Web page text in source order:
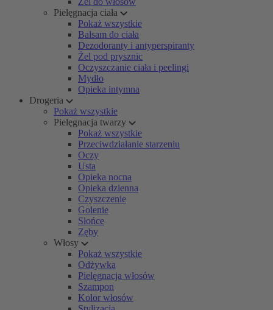
Pielęgnacja ciała
Pokaż wszystkie
Balsam do ciała
Dezodoranty i antyperspiranty
Żel pod prysznic
Oczyszczanie ciała i peelingi
Mydło
Opieka intymna
Drogeria
Pokaż wszystkie
Pielęgnacja twarzy
Pokaż wszystkie
Przeciwdziałanie starzeniu
Oczy
Usta
Opieka nocna
Opieka dzienna
Czyszczenie
Golenie
Słońce
Zęby
Włosy
Pokaż wszystkie
Odżywka
Pielęgnacja włosów
Szampon
Kolor włosów